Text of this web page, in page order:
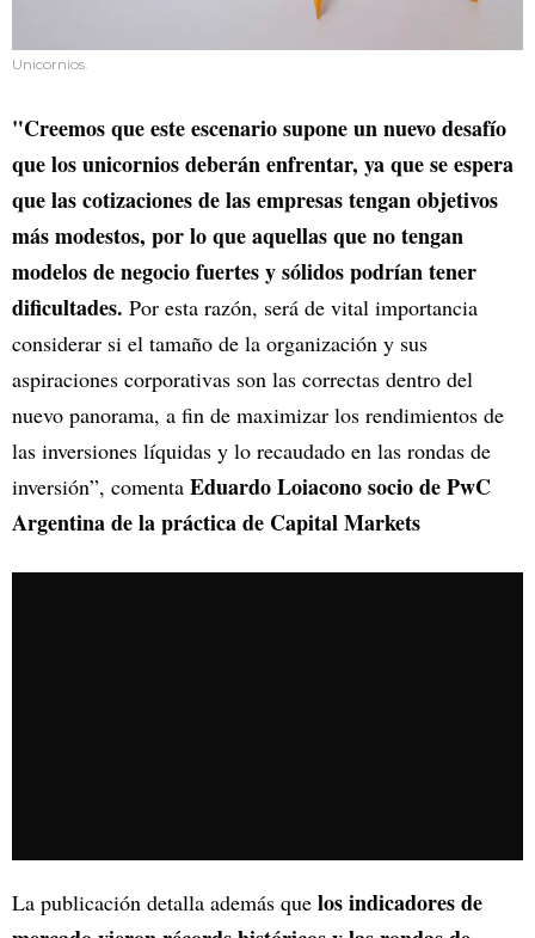
Unicornios.
"Creemos que este escenario supone un nuevo desafío
que los unicornios deberán enfrentar, ya que se espera
que las cotizaciones de las empresas tengan objetivos
más modestos, por lo que aquellas que no tengan
modelos de negocio fuertes y sólidos podrían tener
dificultades. Por esta razón, será de vital importancia
considerar si el tamaño de la organización y sus
aspiraciones corporativas son las correctas dentro del
nuevo panorama, a fin de maximizar los rendimientos de
las inversiones líquidas y lo recaudado en las rondas de
inversión”, comenta Eduardo Loiacono socio de PwC
Argentina de la práctica de Capital Markets
La publicación detalla además que los indicadores de